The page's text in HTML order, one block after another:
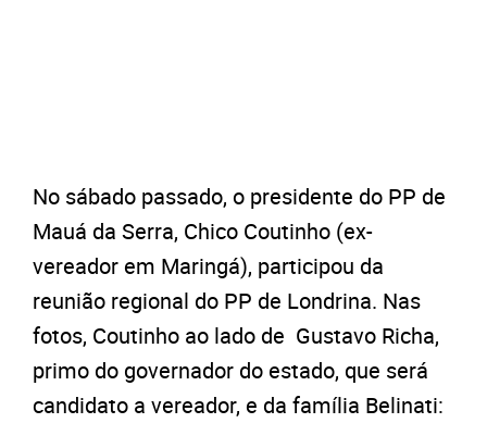
No sábado passado, o presidente do PP de
Mauá da Serra, Chico Coutinho (ex-
vereador em Maringá), participou da
reunião regional do PP de Londrina. Nas
fotos, Coutinho ao lado de Gustavo Richa,
primo do governador do estado, que será
candidato a vereador, e da família Belinati: